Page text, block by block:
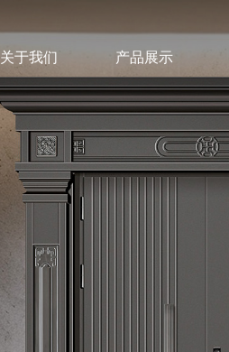
关于我们 产品展示